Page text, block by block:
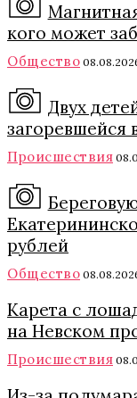
кого может
Общество
Двух
загоревшейся
Происшествия
рублей
Общество
Карета с
на Невском
Происшествия